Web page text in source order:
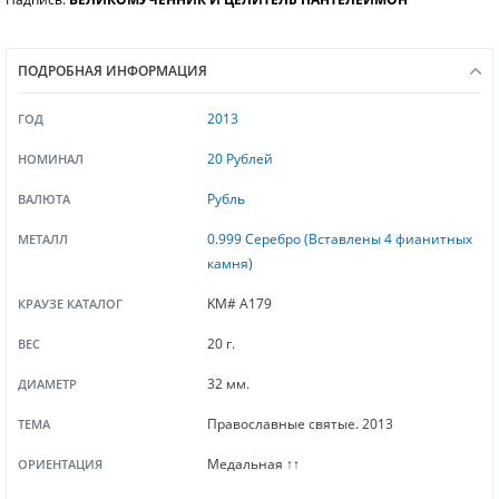
ПОДРОБНАЯ ИНФОРМАЦИЯ
ГОД 2013
НОМИНАЛ 20 Рублей
ВАЛЮТА Рубль
МЕТАЛЛ
0.999 Серебро (Вставлены 4 фианитных
камня)
КРАУЗЕ КАТАЛОГ KM# A179
ВЕС 20 г.
ДИАМЕТР 32 мм.
ТЕМА Православные святые. 2013
ОРИЕНТАЦИЯ Медальная ↑↑